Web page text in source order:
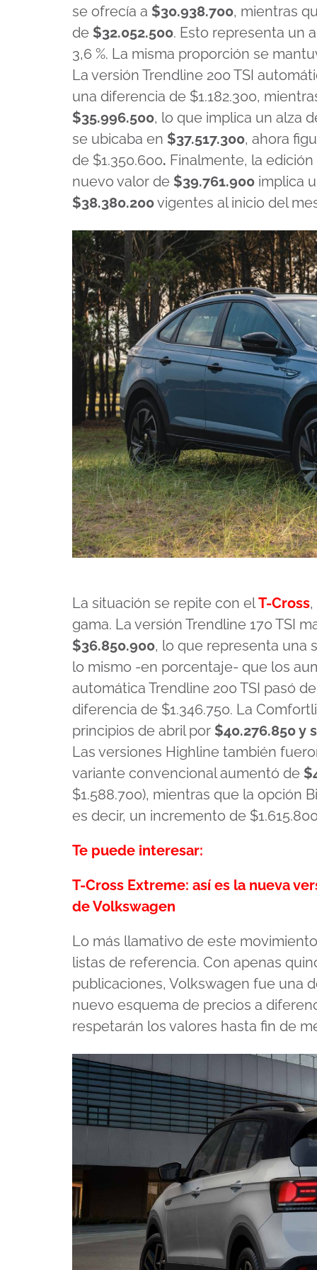
se ofrecía a $30.938.700, mientras
de $32.052.500. Esto representa un
3,6 %. La misma proporción se
La versión Trendline 200 TSI
una diferencia de $1.182.300,
$35.996.500, lo que implica un alza
se ubicaba en $37.517.300, ahora
de $1.350.600. Finalmente, la
nuevo valor de $39.761.900 implica
$38.380.200vigentes al inicio del
La situación se repite con elT-Cross
gama. La versión Trendline 170 TSI
$36.850.900, lo que representa una
lo mismo -en porcentaje- que los
automática Trendline 200 TSI pasó de
diferencia de $1.346.750. La
principios de abril por $40.276.850 y
Las versiones Highline también
variante convencional aumentó de
$1.588.700), mientras que la opción
es decir, un incremento de
Te puede interesar:
T-Cross Extreme: así es la nueva
de Volkswagen
Lo más llamativo de este
listas de referencia. Con apenas
publicaciones, Volkswagen fue una
nuevo esquema de precios a
respetarán los valores hasta fin de